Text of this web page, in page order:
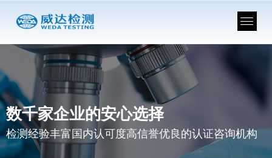
数千家企业的安心选择
检测经验丰富国内认可度高信誉优良的认证咨询机构